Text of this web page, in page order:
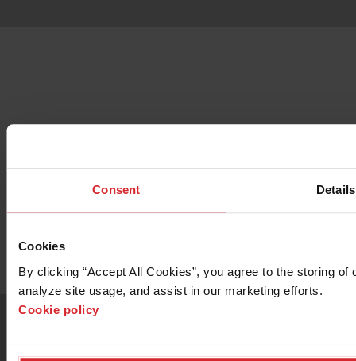
Consent Details
Cookies
By clicking “Accept All Cookies”, you agree to the storing
analyze site usage, and assist in our marketing efforts.
Cookie policy
5555 Centru de prelucrare cu jet de
precizie?